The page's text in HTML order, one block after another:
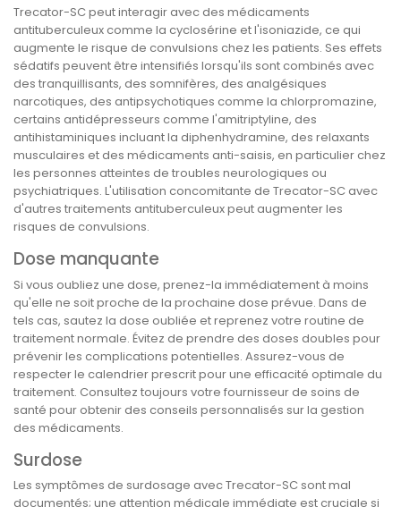
Trecator-SC peut interagir avec des médicaments
antituberculeux comme la cyclosérine et l'isoniazide, ce qui
augmente le risque de convulsions chez les patients. Ses effets
sédatifs peuvent être intensifiés lorsqu'ils sont combinés avec
des tranquillisants, des somnifères, des analgésiques
narcotiques, des antipsychotiques comme la chlorpromazine,
certains antidépresseurs comme l'amitriptyline, des
antihistaminiques incluant la diphenhydramine, des relaxants
musculaires et des médicaments anti-saisis, en particulier chez
les personnes atteintes de troubles neurologiques ou
psychiatriques. L'utilisation concomitante de Trecator-SC avec
d'autres traitements antituberculeux peut augmenter les
risques de convulsions.
Dose manquante
Si vous oubliez une dose, prenez-la immédiatement à moins
qu'elle ne soit proche de la prochaine dose prévue. Dans de
tels cas, sautez la dose oubliée et reprenez votre routine de
traitement normale. Évitez de prendre des doses doubles pour
prévenir les complications potentielles. Assurez-vous de
respecter le calendrier prescrit pour une efficacité optimale du
traitement. Consultez toujours votre fournisseur de soins de
santé pour obtenir des conseils personnalisés sur la gestion
des médicaments.
Surdose
Les symptômes de surdosage avec Trecator-SC sont mal
documentés; une attention médicale immédiate est cruciale si